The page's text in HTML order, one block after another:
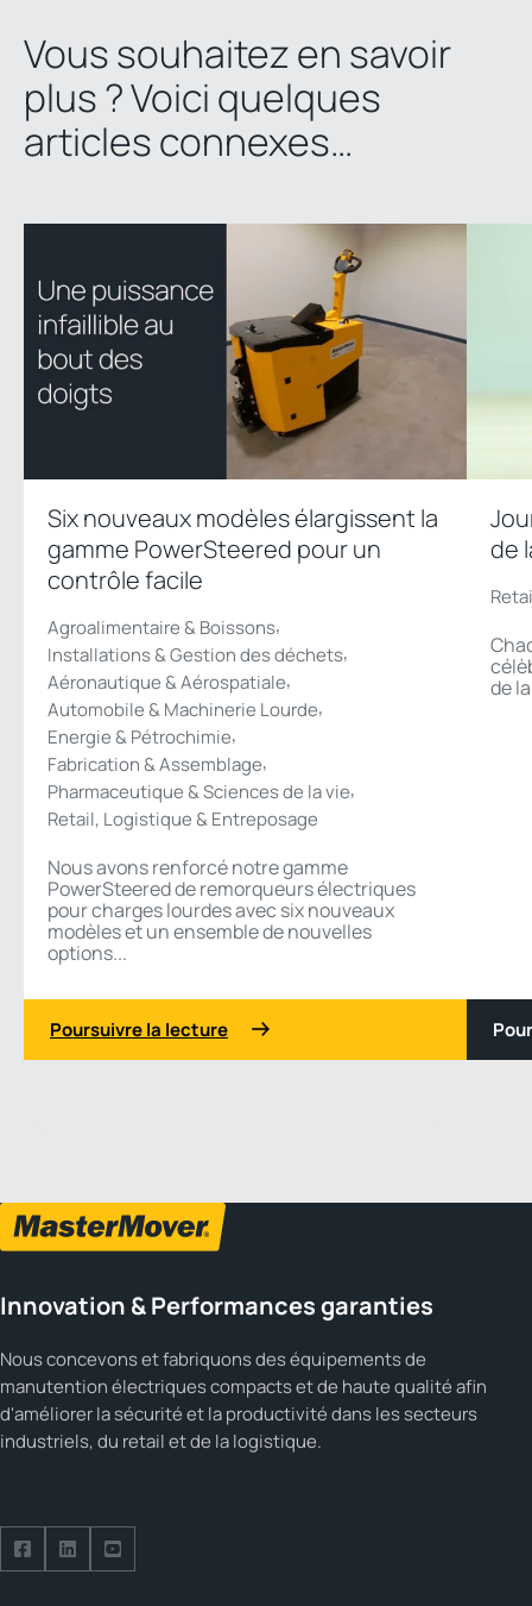
Vous souhaitez en savoir
plus ? Voici quelques
articles connexes…
Six nouveaux modèles élargissent la
gamme PowerSteered pour un
contrôle facile
Agroalimentaire & Boissons,
Installations & Gestion des déchets,
Aéronautique & Aérospatiale,
Automobile & Machinerie Lourde,
Energie & Pétrochimie,
Fabrication & Assemblage,
Pharmaceutique & Sciences de la vie,
Retail, Logistique & Entreposage
Nous avons renforcé notre gamme
PowerSteered de remorqueurs électriques
pour charges lourdes avec six nouveaux
modèles et un ensemble de nouvelles
options...
Poursuivre la lecture
de
de
Innovation & Performances garanties
Nous concevons et fabriquons des équipements de
manutention électriques compacts et de haute qualité afin
d'améliorer la sécurité et la productivité dans les secteurs
industriels, du retail et de la logistique.
Suivez-nous sur Facebook
Suivez-nous sur LinkedIn
Suivez-nous sur YouTube